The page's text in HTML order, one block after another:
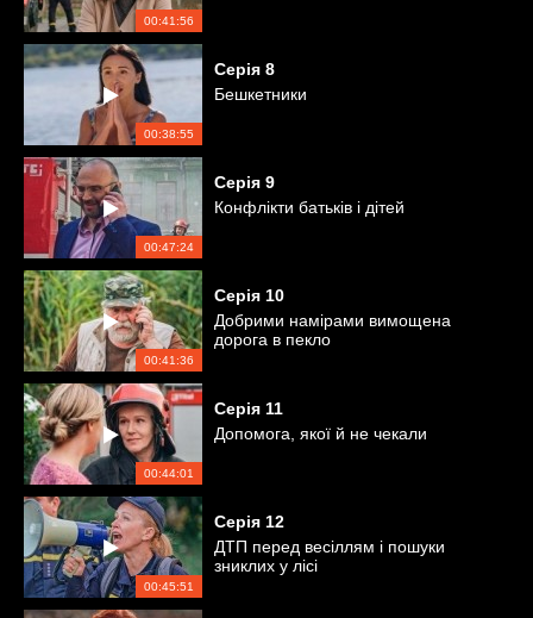
00:41:56
00:38:55
Серія 8
Бешкетники
00:47:24
Серія 9
Конфлікти батьків і дітей
00:41:36
Серія 10
Добрими намірами вимощена
дорога в пекло
00:44:01
Серія 11
Допомога, якої й не чекали
00:45:51
Серія 12
ДТП перед весіллям і пошуки
зниклих у лісі